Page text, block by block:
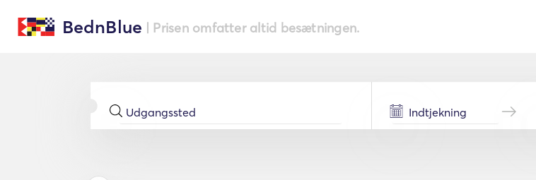
BednBlue | Prisen omfatter altid besætningen.